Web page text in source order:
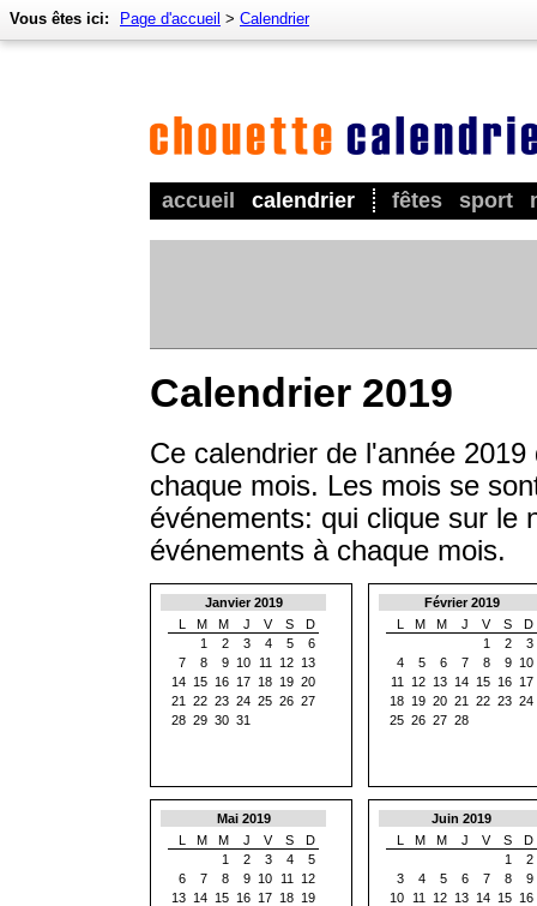
accueil calendrier fêtes sport
Vous êtes ici: Page d'accueil > Calendrier
Calendrier 2019
Ce calendrier de l'année
chaque mois. Les mois se
événements: qui clique sur le
événements à chaque mois.
Janvier 2019
L
M M J V S
D
1
2 3 4 5
6
7
8 9 10 11 12 13
14 15 16 17 18 19 20
21
22 23 24 25 26 27
28 29 30 31
Février 2019
L
M M J V S
D
1
2
3
4
5 6 7 8 9 10
11
12 13 14 15 16 17
18 19 20 21 22 23 24
25 26 27 28
Mai 2019
L
M M J V S
D
1
2 3 4
5
6
7 8 9 10 11
12
13 14 15 16 17 18 19
Juin 2019
L
M M J V S
D
1
2
3
4 5 6 7 8
9
10
11 12 13 14 15 16